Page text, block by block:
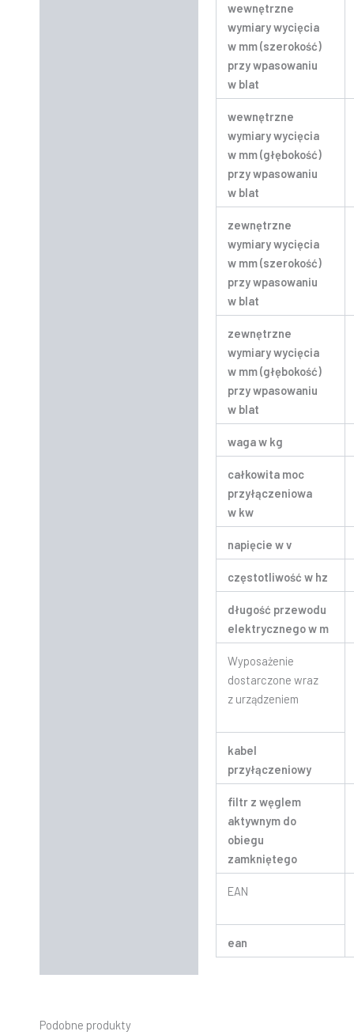
wewnętrzne
wymiary wycięcia
w mm (szerokość)
przy wpasowaniu
w blat
wewnętrzne
wymiary wycięcia
w mm (głębokość)
przy wpasowaniu
w blat
zewnętrzne
wymiary wycięcia
w mm (szerokość)
przy wpasowaniu
w blat
zewnętrzne
wymiary wycięcia
w mm (głębokość)
przy wpasowaniu
w blat
waga w kg
całkowita moc
przyłączeniowa
w kw
napięcie w v
częstotliwość w hz
długość przewodu
elektrycznego w m
Wyposażenie
dostarczone wraz
z urządzeniem
kabel
przyłączeniowy
filtr z węglem
aktywnym do
obiegu
zamkniętego
EAN
ean
Podobne produkty